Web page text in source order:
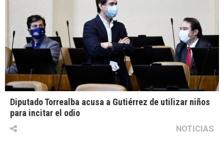
Diputado Torrealba acusa a Gutiérrez de utilizar niños
para incitar el odio
NOTICIAS